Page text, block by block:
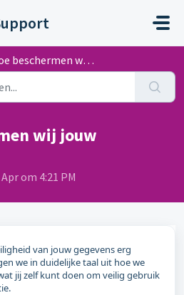
beschermen wij jouw gegevens?
wij jouw
om 4:21 PM
van jouw gegevens erg
we in duidelijke taal uit hoe we
jij zelf kunt doen om veilig gebruik